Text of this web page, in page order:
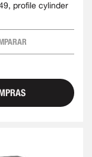
profile cylinder